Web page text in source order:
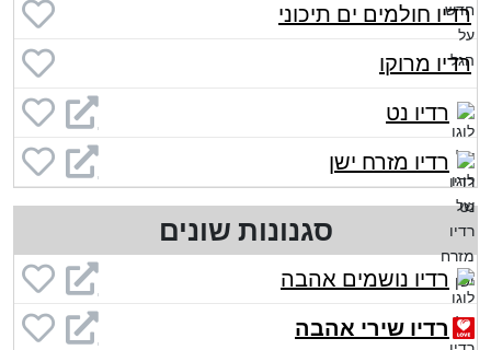
רדיו חולמים ים תיכוני
רדיו מרוקו
רדיו נט
רדיו מזרח ישן
סגנונות שונים
רדיו נושמים אהבה
רדיו שירי אהבה